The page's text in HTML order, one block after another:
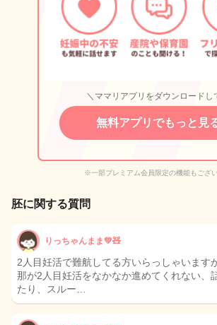
＼ママリアプリをダウンロードし
無料アプリでもっと見
※一部プレミアム会員限定の機能もござ
胚に関する質問
りっちゃんまま💚🧸
2人目妊活で難航してる方いらっしゃいます
那が2人目妊活をなかなか進めてくれない、
たり、スルー…